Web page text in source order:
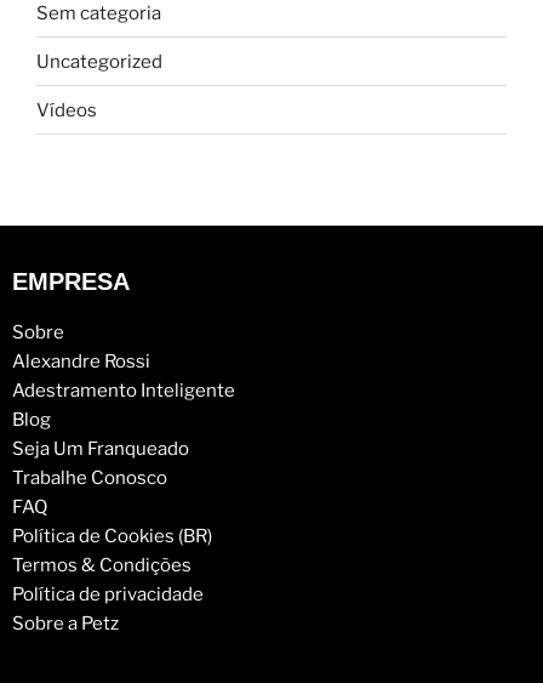
Sem categoria
Uncategorized
Vídeos
EMPRESA
Sobre
Alexandre Rossi
Adestramento Inteligente
Blog
Seja Um Franqueado
Trabalhe Conosco
FAQ
Política de Cookies (BR)
Termos & Condições
Política de privacidade
Sobre a Petz